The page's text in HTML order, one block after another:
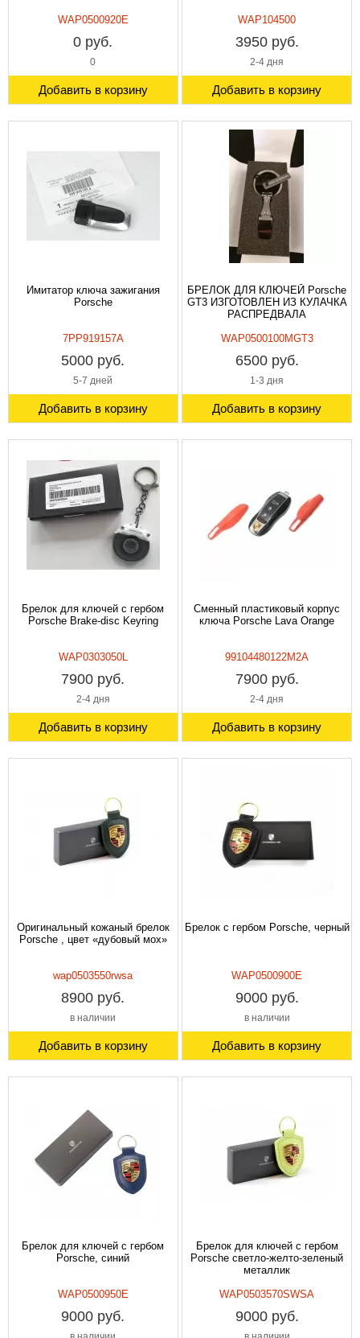
WAP0500920E
0 руб.
0
Добавить в корзину
WAP104500
3950 руб.
2-4 дня
Добавить в корзину
Имитатор ключа зажигания
Porsche
7PP919157A
5000 руб.
5-7 дней
Добавить в корзину
БРЕЛОК ДЛЯ КЛЮЧЕЙ Porsche
GT3 ИЗГОТОВЛЕН ИЗ КУЛАЧКА
РАСПРЕДВАЛА
WAP0500100MGT3
6500 руб.
1-3 дня
Добавить в корзину
Брелок для ключей с гербом
Porsche Brake-disc Keyring
WAP0303050L
7900 руб.
2-4 дня
Добавить в корзину
Сменный пластиковый корпус
ключа Porsche Lava Orange
99104480122M2A
7900 руб.
2-4 дня
Добавить в корзину
Оригинальный кожаный брелок
Porsche , цвет «дубовый мох»
wap0503550rwsa
8900 руб.
в наличии
Добавить в корзину
Брелок с гербом Porsche, черный
WAP0500900E
9000 руб.
в наличии
Добавить в корзину
Брелок для ключей с гербом
Porsche, синий
WAP0500950E
9000 руб.
Брелок для ключей с гербом
Porsche светло-желто-зеленый
металлик
WAP0503570SWSA
9000 руб.